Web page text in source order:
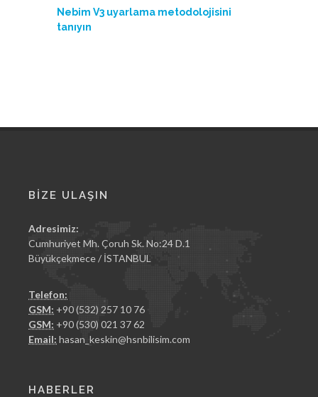
Nebim V3 uyarlama metodolojisini
tanıyın
BİZE ULAŞIN
Adresimiz:
Cumhuriyet Mh. Çoruh Sk. No:24 D.1
Büyükçekmece / İSTANBUL
Telefon:
GSM: +90 (532) 257 10 76
GSM: +90 (530) 021 37 62
Email: hasan_keskin@hsnbilisim.com
HABERLER